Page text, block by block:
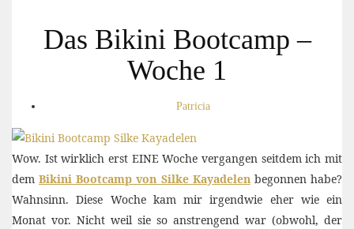
Das Bikini Bootcamp –
Woche 1
Patricia
Wow. Ist wirklich erst EINE Woche vergangen seitdem ich mit
demBikini Bootcamp von Silke Kayadelenbegonnen habe?
Wahnsinn. Diese Woche kam mir irgendwie eher wie ein
Monat vor. Nicht weil sie so anstrengend war (obwohl, der